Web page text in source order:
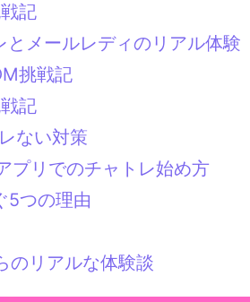
記
メールレディのリアル体験
挑戦記
記
ない対策
プリでのチャトレ始め方
5つの理由
のリアルな体験談